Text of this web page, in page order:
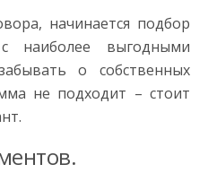
начинается подбор
наиболее выгодными
о собственных
не подходит – стоит